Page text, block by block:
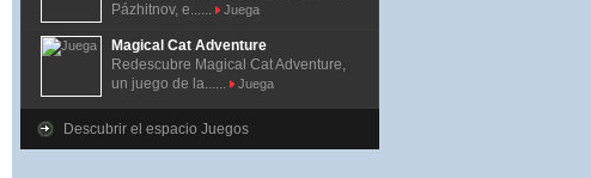
Pázhitnov, e......
Juega
Magical Cat Adventure
Redescubre Magical Cat Adventure,
un juego de la......
Juega
Descubrir el espacio Juegos